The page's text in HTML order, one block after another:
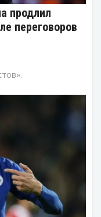
продлил
переговоров